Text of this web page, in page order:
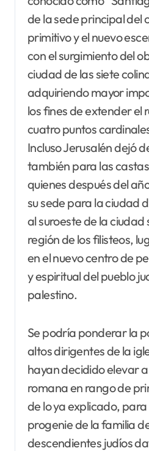
de la sede principal del
primitivo y el nuevo
con el surgimiento del
ciudad de las siete
adquiriendo mayor
los fines de extender el
cuatro puntos
Incluso Jerusalén dejó
también para las
quienes después del
su sede para la ciudad
al suroeste de la
región de los filisteos,
en el nuevo centro de
y espiritual del pueblo
palestino.
Se podría ponderar la
altos dirigentes de la
hayan decidido elevar
romana en rango de
de lo ya explicado,
progenie de la familia
descendientes judíos